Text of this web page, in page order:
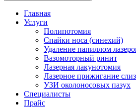
Главная
Услуги
Полипотомия
Спайки носа (синехий)
Удаление папиллом
Вазомоторный ринит
Лазерная лакунотомия
Лазерное прижигание
УЗИ околоносовых пазух
Специалисты
Прайс